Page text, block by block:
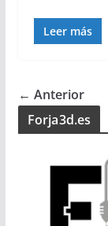
Leer más
← Anterior
Forja3d.es